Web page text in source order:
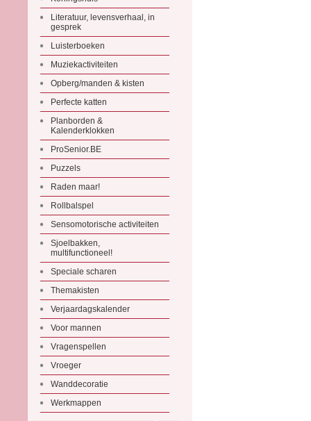
Literatuur, levensverhaal, in
gesprek
Luisterboeken
Muziekactiviteiten
Opberg/manden & kisten
Perfecte katten
Planborden &
Kalenderklokken
ProSenior.BE
Puzzels
Raden maar!
Rollbalspel
Sensomotorische activiteiten
Sjoelbakken,
multifunctioneel!
Speciale scharen
Themakisten
Verjaardagskalender
Voor mannen
Vragenspellen
Vroeger
Wanddecoratie
Werkmappen